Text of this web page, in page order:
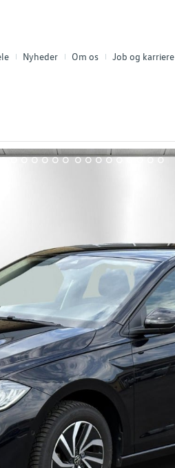
Nyheder Om os Job og karriere
10 11 12 13 18